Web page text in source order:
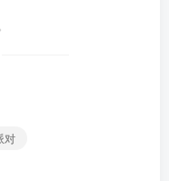
对